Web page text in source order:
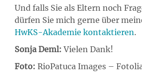
Und falls Sie als Eltern noch
dürfen Sie mich gerne über
HwKS-Akademie kontaktieren.
Sonja Deml: Vielen Dank!
Foto: RioPatuca Images –